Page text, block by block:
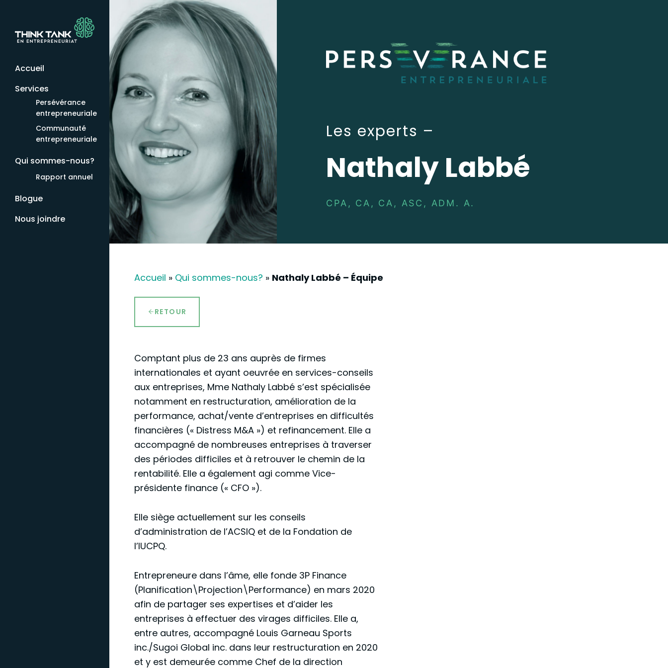
Accueil
Services
Persévérance
entrepreneuriale
Communauté
entrepreneuriale
Qui sommes-nous?
Rapport annuel
Blogue
Nous joindre
Les experts –
Nathaly Labbé
CPA, CA, CA, ASC, ADM. A.
Accueil » Qui sommes-nous? » Nathaly Labbé – Équipe
RETOUR
Comptant plus de 23 ans auprès de firmes
internationales et ayant oeuvrée en services-conseils
aux entreprises, Mme Nathaly Labbé s’est spécialisée
notamment en restructuration, amélioration de la
performance, achat/vente d’entreprises en difficultés
financières (« Distress M&A ») et refinancement. Elle a
accompagné de nombreuses entreprises à traverser
des périodes difficiles et à retrouver le chemin de la
rentabilité. Elle a également agi comme Vice-
présidente finance (« CFO »).
Elle siège actuellement sur les conseils
d’administration de l’ACSIQ et de la Fondation de
l’IUCPQ.
Entrepreneure dans l’âme, elle fonde 3P Finance
(Planification\Projection\Performance) en mars 2020
afin de partager ses expertises et d’aider les
entreprises à effectuer des virages difficiles. Elle a,
entre autres, accompagné Louis Garneau Sports
inc./Sugoi Global inc. dans leur restructuration en 2020
et y est demeurée comme Chef de la direction